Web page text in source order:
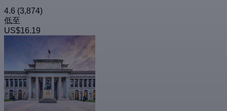
4.6 (3,874)
低至
US$16.19